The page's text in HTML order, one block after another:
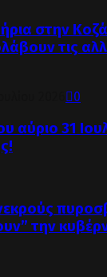
στην
τις
0
αύριο 31
την